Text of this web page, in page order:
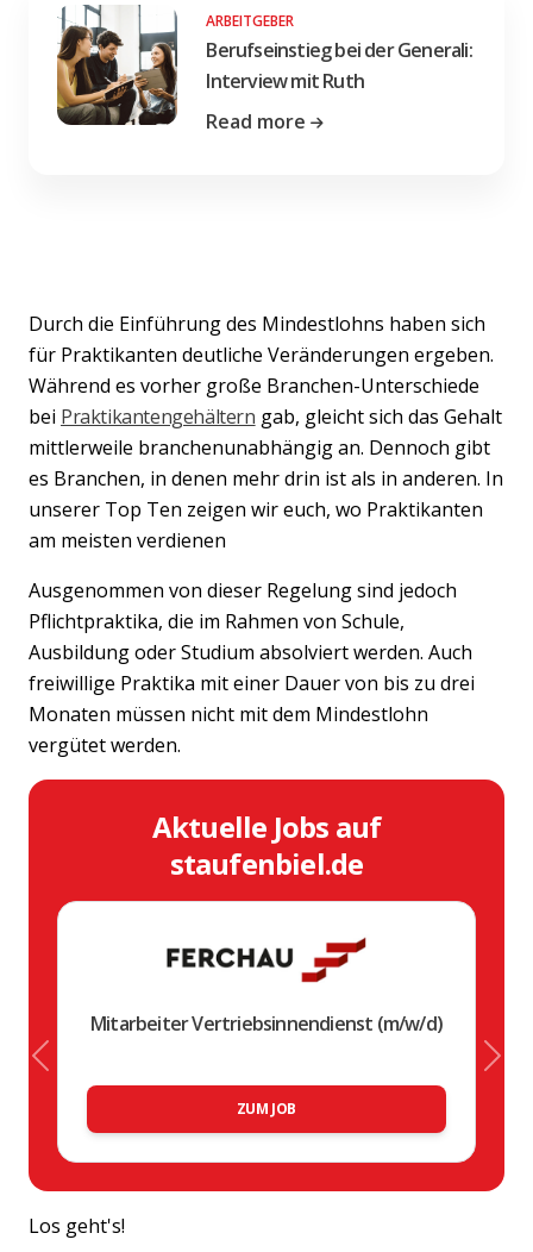
Previous Next
ARBEITGEBER
Berufseinstieg bei der Generali:
Interview mit Ruth
Read more
Durch die Einführung des Mindestlohns haben sich
für Praktikanten deutliche Veränderungen ergeben.
Während es vorher große Branchen-Unterschiede
bei Praktikantengehältern gab, gleicht sich das Gehalt
mittlerweile branchenunabhängig an. Dennoch gibt
es Branchen, in denen mehr drin ist als in anderen. In
unserer Top Ten zeigen wir euch, wo Praktikanten
am meisten verdienen
Ausgenommen von dieser Regelung sind jedoch
Pflichtpraktika, die im Rahmen von Schule,
Ausbildung oder Studium absolviert werden. Auch
freiwillige Praktika mit einer Dauer von bis zu drei
Monaten müssen nicht mit dem Mindestlohn
vergütet werden.
Aktuelle Jobs auf
staufenbiel.de
Mitarbeiter Vertriebsinnendienst (m/w/d)
ZUM JOB
Los geht's!